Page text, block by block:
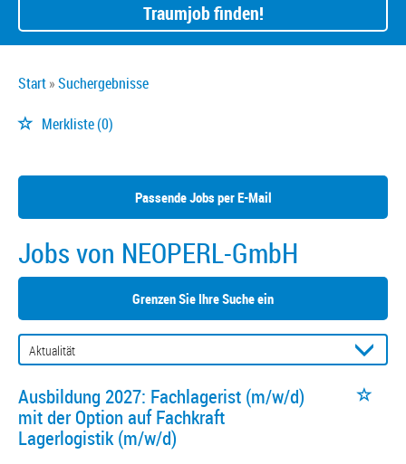
Traumjob finden!
Start Suchergebnisse
Merkliste(0)
Passende Jobs per E-Mail
Jobs von NEOPERL-GmbH
Grenzen Sie Ihre Suche ein
Ausbildung 2027: Fachlagerist (m/w/d)
mit der Option auf Fachkraft
Lagerlogistik (m/w/d)